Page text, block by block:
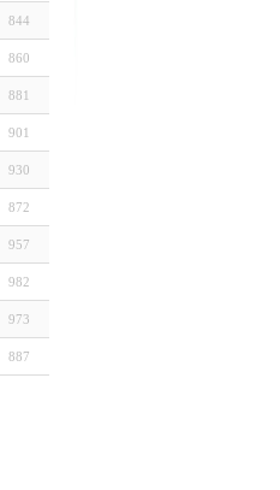
844
860
881
901
930
872
957
982
973
887